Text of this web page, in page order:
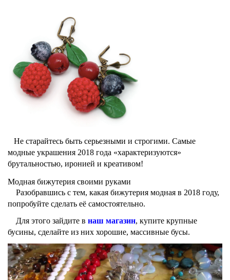
Не старайтесь быть серьезными и строгими. Самые
модные украшения 2018 года «характеризуются»
брутальностью, иронией и креативом!
Модная бижутерия своими руками
Разобравшись с тем, какая бижутерия модная в 2018 году,
попробуйте сделать её самостоятельно.
Для этого зайдите в наш магазин, купите крупные
бусины, сделайте из них хорошие, массивные бусы.